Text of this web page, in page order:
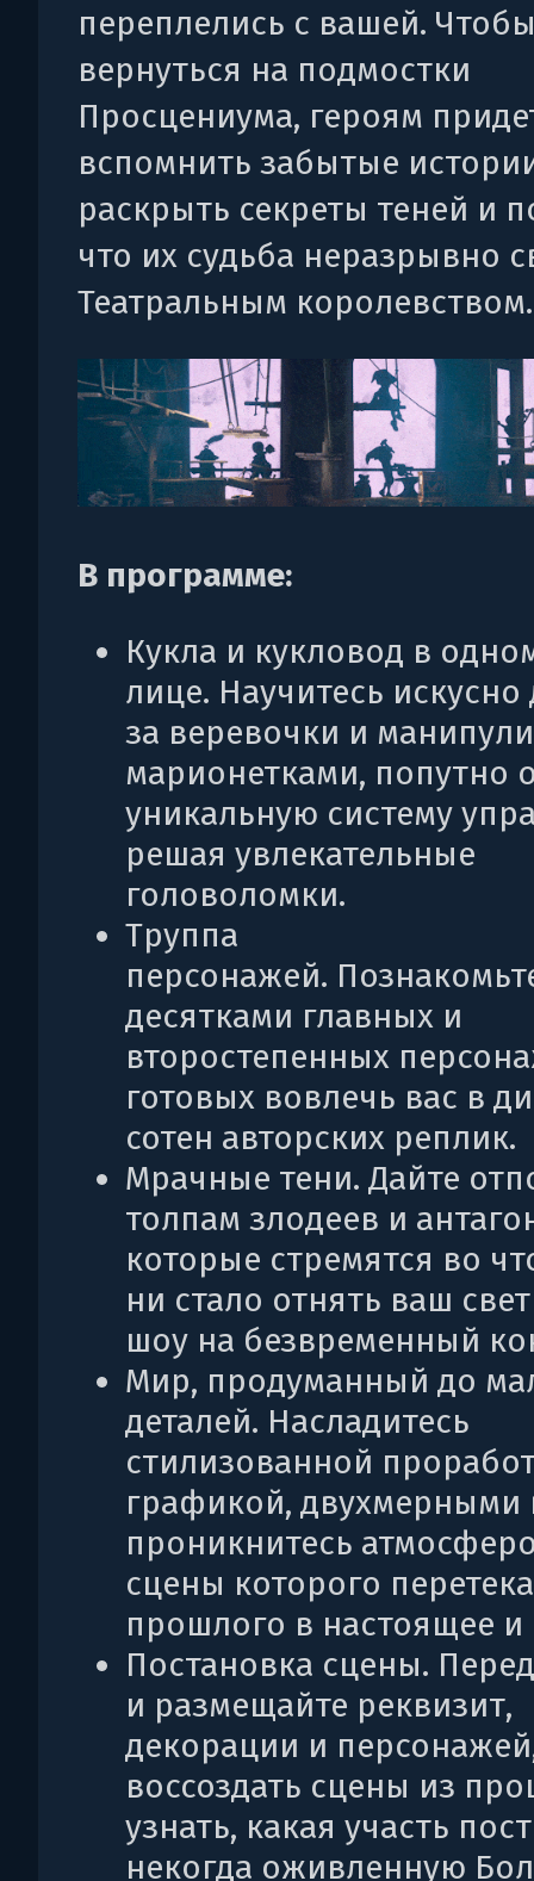
переплелись с вашей.
вернуться на подмостки
Просцениума, героям
вспомнить забытые
раскрыть секреты теней и
что их судьба неразрывно
Театральным королевством.
В программе:
Кукла и кукловод в
лице. Научитесь искусно
за веревочки и
марионетками, попутно
уникальную систему
решая увлекательные
головоломки.
Труппа
персонажей.
десятками главных и
второстепенных
готовых вовлечь вас в
сотен авторских реплик.
Мрачные тени. Дайте
толпам злодеев и
которые стремятся во
ни стало отнять ваш
шоу на безвременный
Мир, продуманный до
деталей. Насладитесь
стилизованной
графикой, двухмерными
проникнитесь
сцены которого
прошлого в настоящее и
Постановка сцены.
и размещайте реквизит,
декорации и
воссоздать сцены из
узнать, какая участь
некогда оживленную